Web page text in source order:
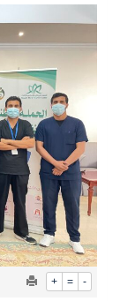
محافظ
+ = -